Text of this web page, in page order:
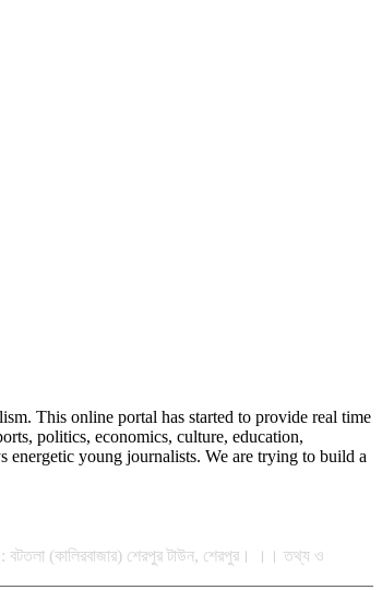
This online portal has started to provide real time
politics, economics, culture, education,
energetic young journalists. We are trying to build a
: বটতলা (কালিরবাজার) শেরপুর টাউন, শেরপুর। ।। তথ্য ও